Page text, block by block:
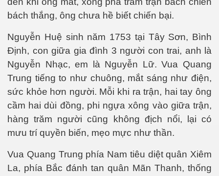
bách thắng, ông chưa hề biết chiến bại.
Nguyễn Huệ sinh năm 1753 tại Tây Sơn, Bình
Định, con giữa gia đình 3 người con trai, anh là
Nguyễn Nhạc, em là Nguyễn Lữ. Vua Quang
Trung tiếng to như chuông, mắt sáng như điện,
sức khỏe hơn người. Mỗi khi ra trận, hai tay ông
cầm hai dùi đồng, phi ngựa xông vào giữa trận,
hàng trăm người cũng không địch nổi, lại có
mưu trí quyền biến, mẹo mực như thần.
Vua Quang Trung phía Nam tiêu diệt quân Xiêm
La, phía Bắc đánh tan quân Mãn Thanh, thống
2